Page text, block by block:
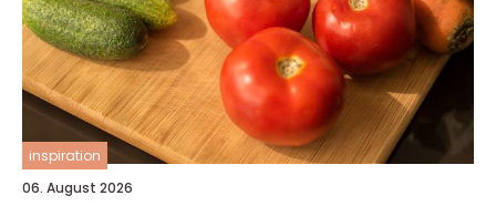
inspiration
06. August 2026